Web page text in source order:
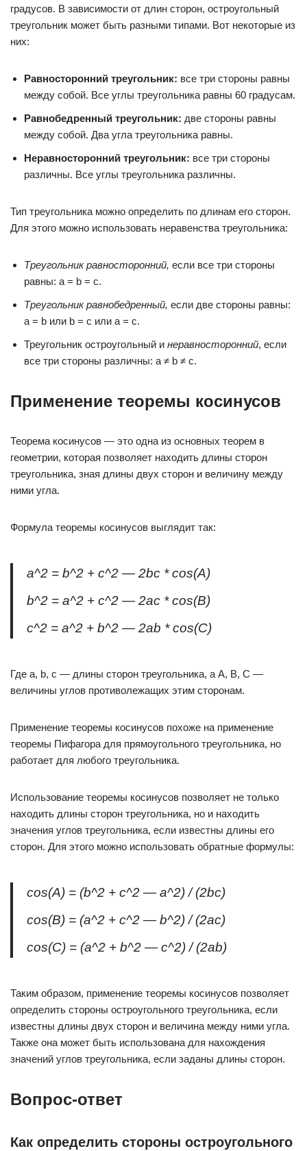
градусов. В зависимости от длин сторон, остроугольный
треугольник может быть разными типами. Вот некоторые из
них:
Равносторонний треугольник: все три стороны равны
между собой. Все углы треугольника равны 60 градусам.
Равнобедренный треугольник: две стороны равны
между собой. Два угла треугольника равны.
Неравносторонний треугольник: все три стороны
различны. Все углы треугольника различны.
Тип треугольника можно определить по длинам его сторон.
Для этого можно использовать неравенства треугольника:
Треугольник равносторонний, если все три стороны
равны: a = b = c.
Треугольник равнобедренный, если две стороны равны:
a = b или b = c или a = c.
Треугольник остроугольный и неравносторонний, если
все три стороны различны: a ≠ b ≠ c.
Применение теоремы косинусов
Теорема косинусов — это одна из основных теорем в
геометрии, которая позволяет находить длины сторон
треугольника, зная длины двух сторон и величину между
ними угла.
Формула теоремы косинусов выглядит так:
a^2 = b^2 + c^2 — 2bc * cos(A)
b^2 = a^2 + c^2 — 2ac * cos(B)
c^2 = a^2 + b^2 — 2ab * cos(C)
Где a, b, c — длины сторон треугольника, а A, B, C —
величины углов противолежащих этим сторонам.
Применение теоремы косинусов похоже на применение
теоремы Пифагора для прямоугольного треугольника, но
работает для любого треугольника.
Использование теоремы косинусов позволяет не только
находить длины сторон треугольника, но и находить
значения углов треугольника, если известны длины его
сторон. Для этого можно использовать обратные формулы:
cos(A) = (b^2 + c^2 — a^2) / (2bc)
cos(B) = (a^2 + c^2 — b^2) / (2ac)
cos(C) = (a^2 + b^2 — c^2) / (2ab)
Таким образом, применение теоремы косинусов позволяет
определить стороны остроугольного треугольника, если
известны длины двух сторон и величина между ними угла.
Также она может быть использована для нахождения
значений углов треугольника, если заданы длины сторон.
Вопрос-ответ
Как определить стороны остроугольного